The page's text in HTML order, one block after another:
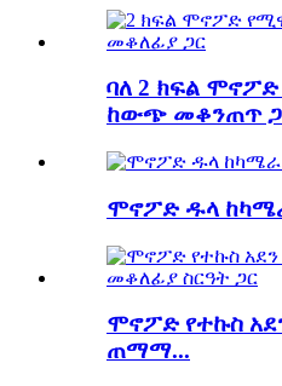
ባለ 2 ክፍል
ከውጭ መቆንጠጥ
ሞኖፖድ ዱላ
ሞኖፖድ የተኩስ
ጠማማ...